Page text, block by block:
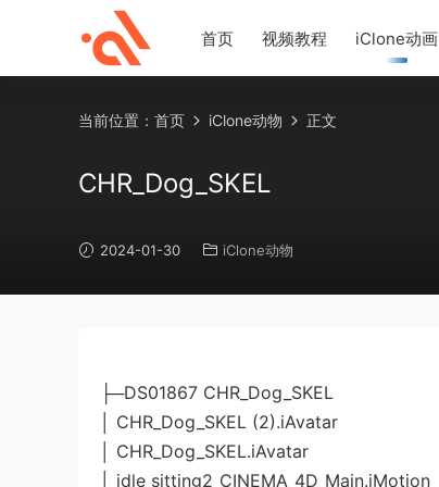
首页 视频教程 iClone动画
当前位置： 首页 iClone动物 正文
CHR_Dog_SKEL
2024-01-30 iClone动物
├─DS01867 CHR_Dog_SKEL
│ CHR_Dog_SKEL (2).iAvatar
│ CHR_Dog_SKEL.iAvatar
│ idle sitting2_CINEMA_4D_Main.iMotion